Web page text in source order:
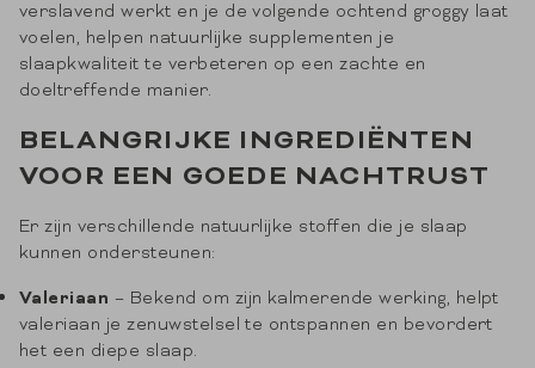
verslavend werkt en je de volgende ochtend groggy laat
voelen, helpen natuurlijke supplementen je
slaapkwaliteit te verbeteren op een zachte en
doeltreffende manier.
BELANGRIJKE INGREDIËNTEN
VOOR EEN GOEDE NACHTRUST
Er zijn verschillende natuurlijke stoffen die je slaap
kunnen ondersteunen:
Valeriaan – Bekend om zijn kalmerende werking, helpt
valeriaan je zenuwstelsel te ontspannen en bevordert
het een diepe slaap.